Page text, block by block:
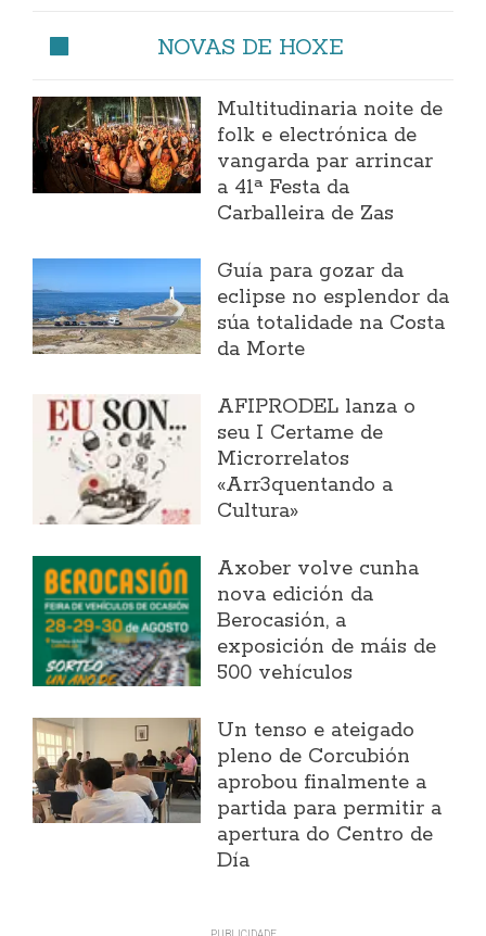
NOVAS DE HOXE
Multitudinaria noite de
folk e electrónica de
vangarda par arrincar
a 41ª Festa da
Carballeira de Zas
Guía para gozar da
eclipse no esplendor da
súa totalidade na Costa
da Morte
AFIPRODEL lanza o
seu I Certame de
Microrrelatos
«Arr3quentando a
Cultura»
Axober volve cunha
nova edición da
Berocasión, a
exposición de máis de
500 vehículos
Un tenso e ateigado
pleno de Corcubión
aprobou finalmente a
partida para permitir a
apertura do Centro de
Día